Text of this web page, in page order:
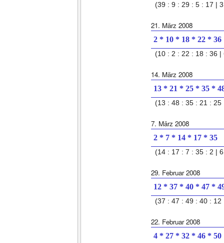
(39 : 9 : 29 : 5 : 17 |
21. März 2008
2 * 10 * 18 * 22 * 36
(10 : 2 : 22 : 18 : 36 |
14. März 2008
13 * 21 * 25 * 35 *
(13 : 48 : 35 : 21 : 25
7. März 2008
2 * 7 * 14 * 17 * 35
(14 : 17 : 7 : 35 : 2 |
29. Februar 2008
12 * 37 * 40 * 47 *
(37 : 47 : 49 : 40 : 12
22. Februar 2008
4 * 27 * 32 * 46 * 50